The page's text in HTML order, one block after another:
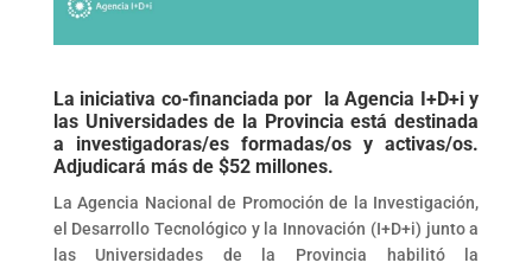
La iniciativa co-financiada por la Agencia I+D+i y
las Universidades de la Provincia está destinada
a investigadoras/es formadas/os y activas/os.
Adjudicará más de $52 millones.
La Agencia Nacional de Promoción de la Investigación,
el Desarrollo Tecnológico y la Innovación (I+D+i) junto a
las Universidades de la Provincia habilitó la